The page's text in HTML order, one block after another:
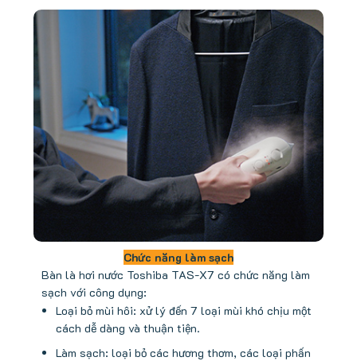
Chức năng làm sạch
Bàn là hơi nước Toshiba TAS-X7 có chức năng làm
sạch với công dụng:
Loại bỏ mùi hôi: xử lý đến 7 loại mùi khó chịu một
cách dễ dàng và thuận tiện.
Làm sạch: loại bỏ các hương thơm, các loại phấn